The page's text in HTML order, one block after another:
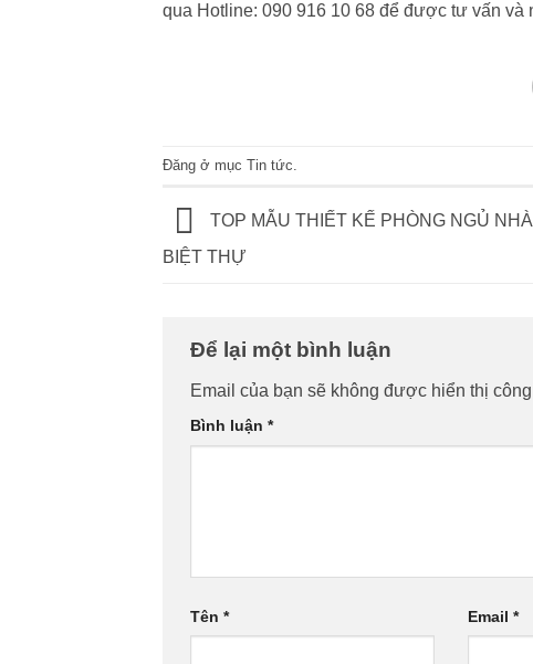
qua Hotline: 090 916 10 68 để được tư vấn và
Đăng ở mục Tin tức
TOP MẪU THIẾT KẾ PHÒNG NGỦ
BIỆT THỰ
Để lại một bình luận
Email của bạn sẽ không được hiển thị
Bình luận *
Tên * Email *